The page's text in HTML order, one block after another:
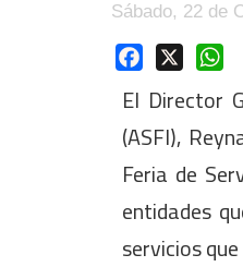
Sábado, 22 de
Facebook
El Director
(ASFI),
Feria de
entidades
servicios